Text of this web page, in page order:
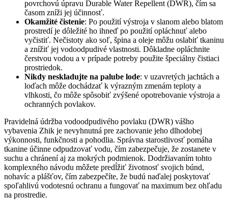
povrchovú úpravu Durable Water Repellent (DWR), čím sa
časom zníži jej účinnosť.
Okamžité čistenie: Po použití výstroja v slanom alebo blatom
prostredí je dôležité ho ihneď po použití opláchnuť alebo
vyčistiť. Nečistoty ako soľ, špina a oleje môžu oslabiť tkaninu
a znížiť jej vodoodpudivé vlastnosti. Dôkladne opláchnite
čerstvou vodou a v prípade potreby použite špeciálny čistiaci
prostriedok.
Nikdy neskladujte na palube lode: v uzavretých jachtách a
loďach môže dochádzať k výrazným zmenám teploty a
vlhkosti, čo môže spôsobiť zvýšené opotrebovanie výstroja a
ochranných povlakov.
Pravidelná údržba vodoodpudivého povlaku (DWR) vášho
vybavenia Zhik je nevyhnutná pre zachovanie jeho dlhodobej
výkonnosti, funkčnosti a pohodlia. Správna starostlivosť pomáha
tkanine účinne odpudzovať vodu, čím zabezpečuje, že zostanete v
suchu a chránení aj za mokrých podmienok. Dodržiavaním tohto
komplexného návodu môžete predĺžiť životnosť svojich búnd,
nohavíc a plášťov, čím zabezpečíte, že budú naďalej poskytovať
spoľahlivú vodotesnú ochranu a fungovať na maximum bez ohľadu
na prostredie.